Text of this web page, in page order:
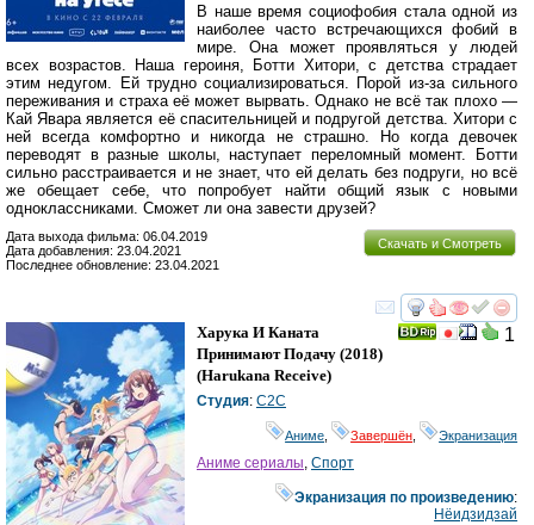
В наше время социофобия стала одной из
наиболее часто встречающихся фобий в
мире. Она может проявляться у людей
всех возрастов. Наша героиня, Ботти Хитори, с детства страдает
этим недугом. Ей трудно социализироваться. Порой из-за сильного
переживания и страха её может вырвать. Однако не всё так плохо —
Кай Явара является её спасительницей и подругой детства. Хитори с
ней всегда комфортно и никогда не страшно. Но когда девочек
переводят в разные школы, наступает переломный момент. Ботти
сильно расстраивается и не знает, что ей делать без подруги, но всё
же обещает себе, что попробует найти общий язык с новыми
одноклассниками. Сможет ли она завести друзей?
Скачать и Смотреть
Дата выхода фильма: 06.04.2019
Дата добавления: 23.04.2021
Последнее обновление: 23.04.2021
смотреть
1
Харука И Каната
Принимают Подачу (2018)
(Harukana Receive)
Студия: C2C
Аниме, Завершён, Экранизация
Аниме сериалы, Спорт
Экранизация по произведению:
Нёидзидзай